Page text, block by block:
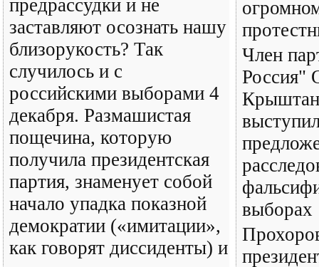
предрассудки и не
заставляют осознать нашу
близорукость? Так
случилось и с
российскими выборами 4
декабря. Размашистая
пощечина, которую
получила президентская
партия, знаменует собой
начало упадка показной
демократии («имитации»,
как говорят диссиденты) и
Член
Россия"
выборах